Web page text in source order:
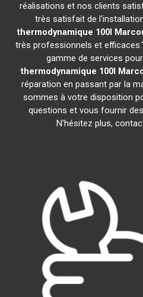
réalisations et nos clients
très satisfait de
thermodynamique 100l
très professionnels et
gamme de services
thermodynamique 100l
réparation en passant par la
sommes à votre disposition
questions et vous fournir
N'hésitez plus,